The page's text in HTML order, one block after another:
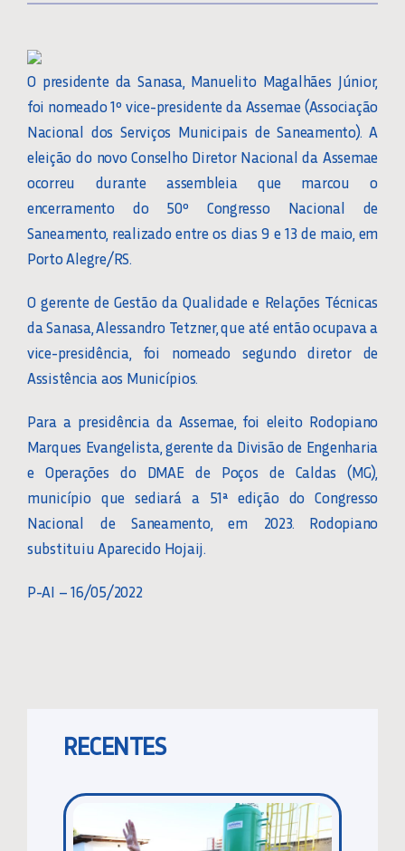
O presidente da Sanasa, Manuelito Magalhães Júnior,
foi nomeado 1º vice-presidente da Assemae (Associação
Nacional dos Serviços Municipais de Saneamento). A
eleição do novo Conselho Diretor Nacional da Assemae
ocorreu durante assembleia que marcou o
encerramento do 50º Congresso Nacional de
Saneamento, realizado entre os dias 9 e 13 de maio, em
Porto Alegre/RS.
O gerente de Gestão da Qualidade e Relações Técnicas
da Sanasa, Alessandro Tetzner, que até então ocupava a
vice-presidência, foi nomeado segundo diretor de
Assistência aos Municípios.
Para a presidência da Assemae, foi eleito Rodopiano
Marques Evangelista, gerente da Divisão de Engenharia
e Operações do DMAE de Poços de Caldas (MG),
município que sediará a 51ª edição do Congresso
Nacional de Saneamento, em 2023. Rodopiano
substituiu Aparecido Hojaij.
P-AI – 16/05/2022
RECENTES